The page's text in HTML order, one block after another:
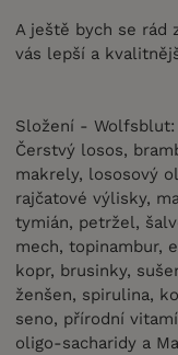
A ještě bych se rád
vás lepší a
Složení - Wolfsblut:
Čerstvý losos,
makrely, lososový
rajčatové výlisky,
tymián, petržel,
mech, topinambur,
kopr, brusinky,
ženšen, spirulina,
seno, přírodní
oligo-sacharidy a